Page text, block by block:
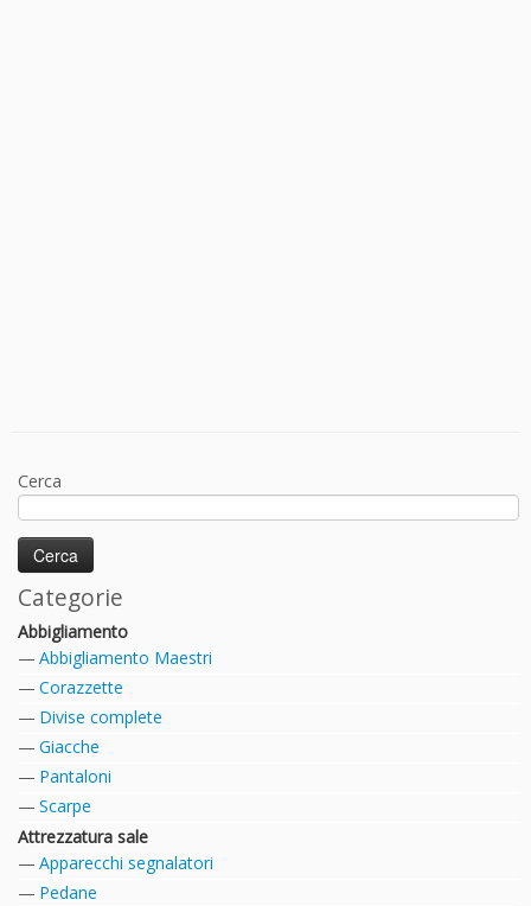
Cerca
Categorie
Abbigliamento
Abbigliamento Maestri
Corazzette
Divise complete
Giacche
Pantaloni
Scarpe
Attrezzatura sale
Apparecchi segnalatori
Pedane